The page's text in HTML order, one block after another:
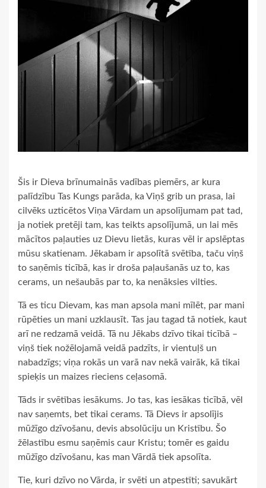
Šis ir Dieva brīnumainās vadības piemērs, ar kura
palīdzību Tas Kungs parāda, ka Viņš grib un prasa, lai
cilvēks uzticētos Viņa Vārdam un apsolījumam pat tad,
ja notiek pretēji tam, kas teikts apsolījumā, un lai mēs
mācītos paļauties uz Dievu lietās, kuras vēl ir apslēptas
mūsu skatienam. Jēkabam ir apsolītā svētība, taču viņš
to saņēmis ticībā, kas ir droša paļaušanās uz to, kas
cerams, un nešaubās par to, ka nenāksies vilties.
Tā es ticu Dievam, kas man apsola mani mīlēt, par mani
rūpēties un mani uzklausīt. Tas jau tagad tā notiek, kaut
arī ne redzamā veidā. Tā nu Jēkabs dzīvo tikai ticībā –
viņš tiek nožēlojamā veidā padzīts, ir vientuļš un
nabadzīgs; viņa rokās un varā nav nekā vairāk, kā tikai
spieķis un maizes rieciens ceļasomā.
Tāds ir svētības iesākums. Jo tas, kas iesākas ticībā, vēl
nav saņemts, bet tikai cerams. Tā Dievs ir apsolījis
mūžīgo dzīvošanu, devis absolūciju un Kristību. Šo
žēlastību esmu saņēmis caur Kristu; tomēr es gaidu
mūžīgo dzīvošanu, kas man Vārdā tiek apsolīta.
Tie, kuri dzīvo no Vārda, ir svēti un atpestīti; savukārt